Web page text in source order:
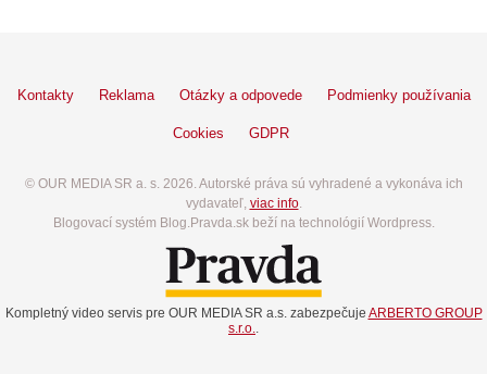
Kontakty Reklama Otázky a odpovede Podmienky používania
Cookies GDPR
© OUR MEDIA SR a. s. 2026. Autorské práva sú vyhradené a vykonáva ich
vydavateľ, viac info.
Blogovací systém Blog.Pravda.sk beží na technológií Wordpress.
Kompletný video servis pre OUR MEDIA SR a.s. zabezpečuje ARBERTO GROUP
s.r.o..